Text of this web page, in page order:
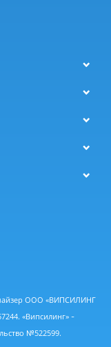
ООО «ВИПСИЛИНГ
«Випсилинг» -
№522599.